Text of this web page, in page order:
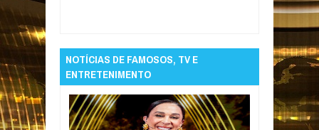
NOTÍCIAS DE FAMOSOS, TV E
ENTRETENIMENTO